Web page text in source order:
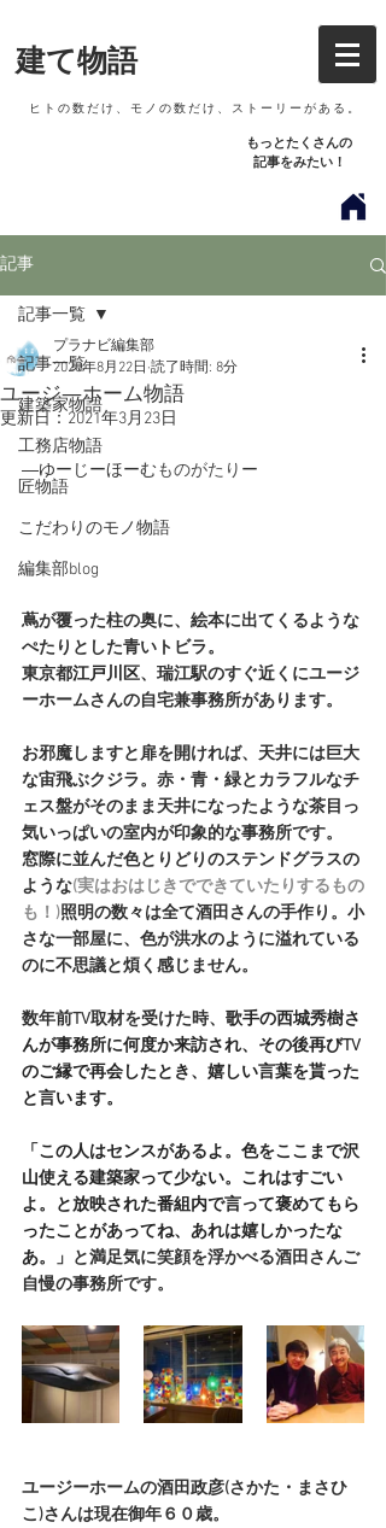
​ ヒトの数だけ、モノの数だけ、ストーリーがある。
建て物語
もっとたくさん​の
記事をみたい！
記事
記事一覧
建築家物語
工務店物語
匠物語
こだわりのモノ物語
編集部blog
記事一覧
ユージ―ホーム物語
プラナビ編集部
2020年8月22日 読了時間: 8分
更新日： 2021年3月23日
―ゆーじーほーむものがたり ー
蔦が覆った柱の奥に、絵本に出てくるような
ぺたりとした青いトビラ。
東京都江戸川区、瑞江駅のすぐ近くにユージ
ーホームさんの自宅兼事務所があります。
お邪魔しますと扉を開ければ、天井には巨大
な宙飛ぶクジラ。赤・青・緑とカラフルなチ
ェス盤がそのまま天井になったような茶目っ
気いっぱいの室内が印象的な事務所です。
窓際に並んだ色とりどりのステンドグラスの
ような(実はおはじきでできていたりするもの
も！)照明の数々は全て酒田さんの手作り。小
さな一部屋に、色が洪水のように溢れている
のに不思議と煩く感じません。
数年前TV取材を受けた時、 歌手の西城秀樹さ
んが事務所に何度か来訪され、その後再びTV
のご縁で再会したとき、嬉しい言葉を貰った
と言います。
「この人はセンスがあるよ。色をここまで沢
山使える建築家って少ない。これはすごい
よ。と放映された番組内で言って褒めてもら
ったことがあってね、あれは嬉しかったな
あ。」 と満足気に笑顔を浮かべる酒田さんご
自慢の事務所です。
ユージーホームの酒田政彦(さかた・まさひ
こ)さんは現在御年６０歳。